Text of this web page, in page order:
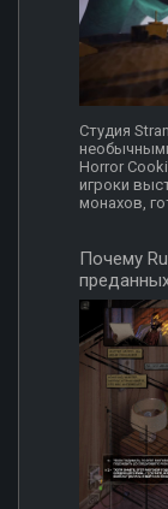
Студия
Horror
игроки
монахов,
Почему